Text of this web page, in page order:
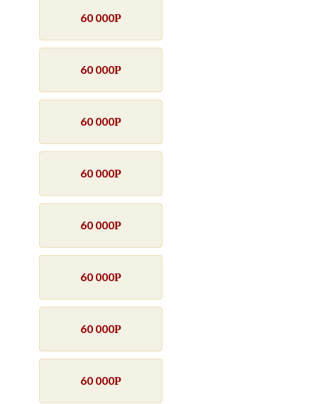
60 000Р
60 000Р
60 000Р
60 000Р
60 000Р
60 000Р
60 000Р
60 000Р